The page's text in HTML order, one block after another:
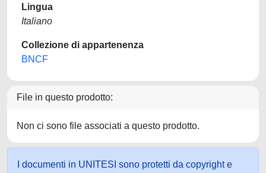
Lingua
Italiano
Collezione di appartenenza
BNCF
File in questo prodotto:
Non ci sono file associati a questo prodotto.
I documenti in UNITESI sono protetti da copyright e